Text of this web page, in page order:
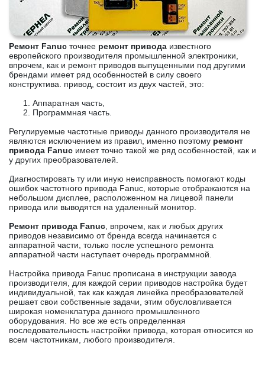
Ремонт Fanuc точнее ремонт привода известного
европейского производителя промышленной электроники,
впрочем, как и ремонт приводов выпущенными под другими
брендами имеет ряд особенностей в силу своего
конструктива. привод, состоит из двух частей, это:
Аппаратная часть,
Программная часть.
Регулируемые частотные приводы данного производителя не
являются исключением из правил, именно поэтому ремонт
привода Fanuc имеет точно такой же ряд особенностей, как и
у других преобразователей.
Диагностировать ту или иную неисправность помогают коды
ошибок частотного привода Fanuc, которые отображаются на
небольшом дисплее, расположенном на лицевой панели
привода или выводятся на удаленный монитор.
Ремонт привода Fanuc , впрочем, как и любых других
приводов независимо от бренда всегда начинается с
аппаратной части, только после успешного ремонта
аппаратной части наступает очередь программной.
Настройка привода Fanuc прописана в инструкции завода
производителя, для каждой серии приводов настройка будет
индивидуальной, так как каждая линейка преобразователей
решает свои собственные задачи, этим обусловливается
широкая номенклатура данного промышленного
оборудования. Но все же есть определенная
последовательность настройки привода, которая относится ко
всем частотникам, любого производителя.